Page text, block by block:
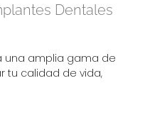
Dentales
una amplia gama de
tu calidad de vida,